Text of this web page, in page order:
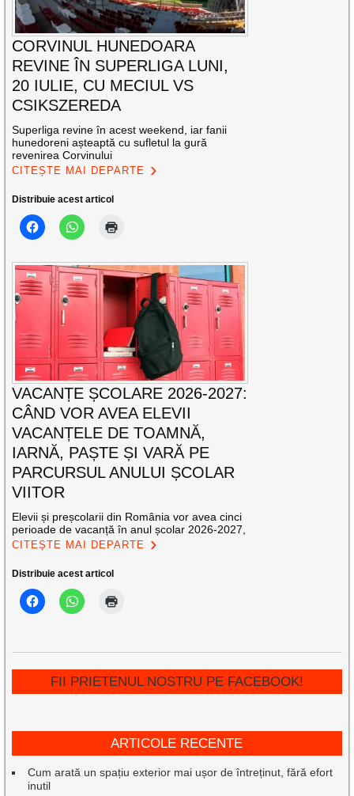
CORVINUL HUNEDOARA
REVINE ÎN SUPERLIGA LUNI,
20 IULIE, CU MECIUL VS
CSIKSZEREDA
Superliga revine în acest weekend, iar fanii
hunedoreni așteaptă cu sufletul la gură
revenirea Corvinului
CITEȘTE MAI DEPARTE
Distribuie acest articol
VACANȚE ȘCOLARE 2026-2027:
CÂND VOR AVEA ELEVII
VACANȚELE DE TOAMNĂ,
IARNĂ, PAȘTE ȘI VARĂ PE
PARCURSUL ANULUI ȘCOLAR
VIITOR
Elevii și preșcolarii din România vor avea cinci
perioade de vacanță în anul școlar 2026-2027,
CITEȘTE MAI DEPARTE
Distribuie acest articol
FII PRIETENUL NOSTRU PE FACEBOOK!
ARTICOLE RECENTE
Cum arată un spațiu exterior mai ușor de întreținut, fără efort
inutil